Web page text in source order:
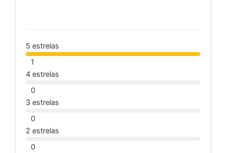
5 estrelas
1
4 estrelas
0
3 estrelas
0
2 estrelas
0